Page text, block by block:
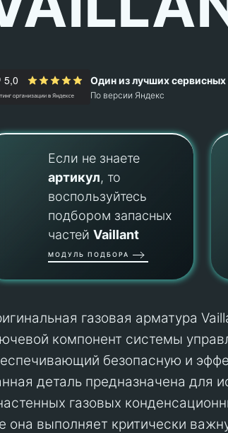
Один из лучших
По версии Яндекс
Если не знаете
артикул, то
воспользуйтесь
подбором запасных
частейVaillant
МОДУЛЬ ПОДБОРА
газовая арматура
компонент системы
безопасную и
деталь предназначена для
газовых
она выполняет критически